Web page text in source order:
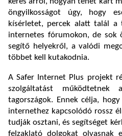
öngyilkosságot úgy, hogy
kísérletet, percek alatt talál a
internetes fórumokon, de
segítő helyekről, a valódi
többet kell kutakodnia.
A Safer Internet Plus projekt
szolgáltatást működtetnek
tagországok. Ennek célja,
internethez kapcsolódó rossz
tudják osztani, és segítséget
felzaklató dolgokat olvasnak